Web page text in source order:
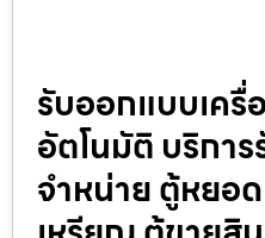
รับออกแบบเครื่
อัตโนมัติ บริกา
จำหน่าย ตู้หยอ